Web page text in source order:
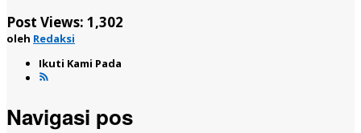
Post Views: 1,302
oleh Redaksi
Ikuti Kami Pada
Navigasi pos